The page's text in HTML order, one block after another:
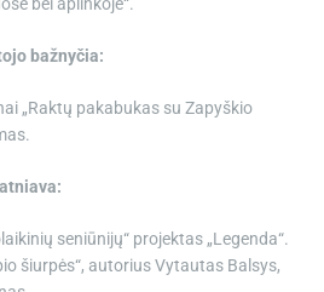
bei aplinkoje“.
bažnyčia:
„Raktų pakabukas su Zapyškio
seniūnijų“ projektas „Legenda“.
šiurpės“, autorius Vytautas Balsys,